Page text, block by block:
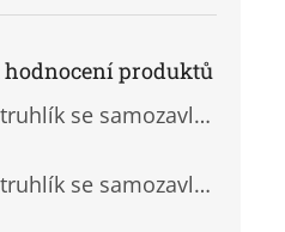
hodnocení produktů
Dřevěný truhlík se samozavlažovací vložkou
produktu je 5 z 5 hvězdiček.
Dřevěný truhlík se samozavlažovací vložkou
produktu je 5 z 5 hvězdiček.